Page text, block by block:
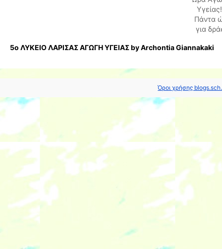
Πάντα
για
5ο ΛΥΚΕΙΟ ΛΑΡΙΣΑΣ ΑΓΩΓΗ ΥΓΕΙΑΣ by Archontia Giannakaki
Όροι χρήσης